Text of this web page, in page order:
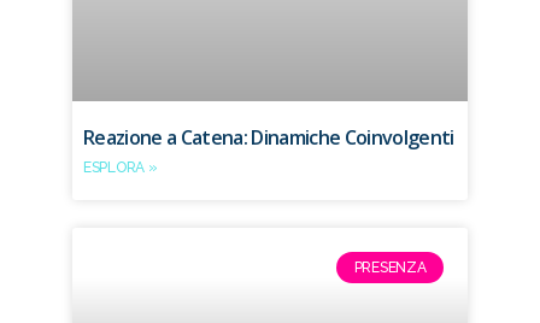
Reazione a Catena: Dinamiche Coinvolgenti
ESPLORA »
PRESENZA